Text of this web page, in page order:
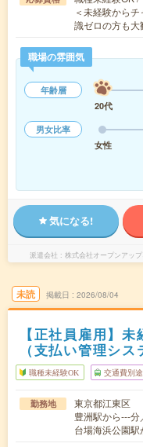
＜未経験から
識ゼロの方も
職場の雰囲気
年齢層
20代
男女比率
女性
気になる!
派遣会社 株式会社オープンアッ
未読 掲載日 2026/08/04
【正社員雇用】
（支払い管理シス
職種未経験OK 交通費別
勤務地
東京都江東区
豊洲駅から---
台場海浜公園